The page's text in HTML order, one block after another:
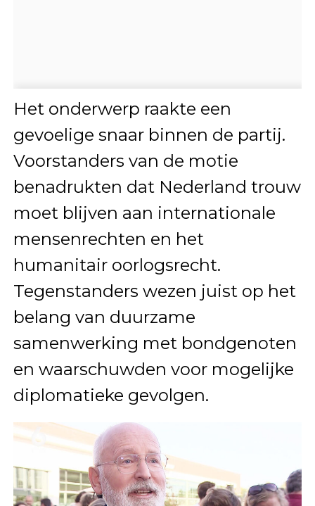
Het onderwerp raakte een
gevoelige snaar binnen de partij.
Voorstanders van de motie
benadrukten dat Nederland trouw
moet blijven aan internationale
mensenrechten en het
humanitair oorlogsrecht.
Tegenstanders wezen juist op het
belang van duurzame
samenwerking met bondgenoten
en waarschuwden voor mogelijke
diplomatieke gevolgen.